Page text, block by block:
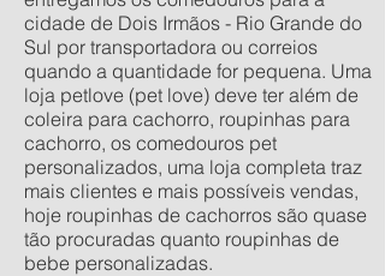
cidade de Dois Irmãos - Rio Grande do
Sul por transportadora ou correios
quando a quantidade for pequena. Uma
loja petlove (pet love) deve ter além de
coleira para cachorro, roupinhas para
cachorro, os comedouros pet
personalizados, uma loja completa traz
mais clientes e mais possíveis vendas,
hoje roupinhas de cachorros são quase
tão procuradas quanto roupinhas de
bebe personalizadas.